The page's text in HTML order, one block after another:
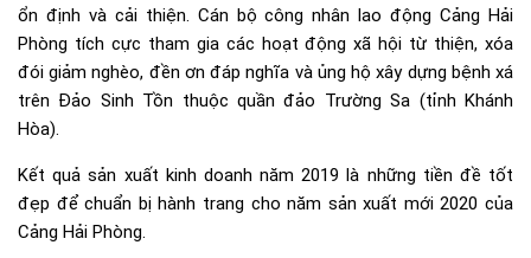
ổn định và cải thiện. Cán bộ công nhân lao động Cảng Hải
Phòng tích cực tham gia các hoạt động xã hội từ thiện, xóa
đói giảm nghèo, đền ơn đáp nghĩa và ủng hộ xây dựng bệnh xá
trên Đảo Sinh Tồn thuộc quần đảo Trường Sa (tỉnh Khánh
Hòa).
Kết quả sản xuất kinh doanh năm 2019 là những tiền đề tốt
đẹp để chuẩn bị hành trang cho năm sản xuất mới 2020 của
Cảng Hải Phòng.